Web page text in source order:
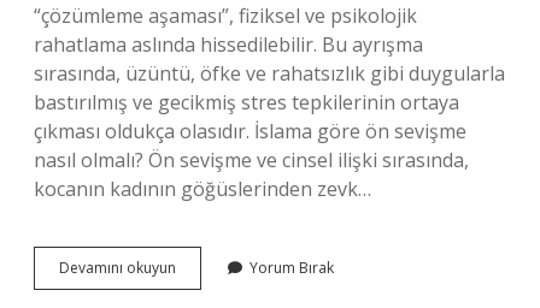
“çözümleme aşaması”, fiziksel ve psikolojik
rahatlama aslında hissedilebilir. Bu ayrışma
sırasında, üzüntü, öfke ve rahatsızlık gibi duygularla
bastırılmış ve gecikmiş stres tepkilerinin ortaya
çıkması oldukça olasıdır. İslama göre ön sevişme
nasıl olmalı? Ön sevişme ve cinsel ilişki sırasında,
kocanın kadının göğüslerinden zevk…
Devamını okuyun
Boşaldıktan
Yorum Bırak